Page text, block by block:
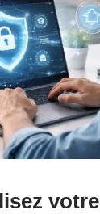
votre